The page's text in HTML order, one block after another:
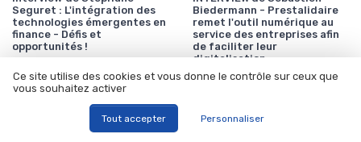
Seguret : L'intégration des
technologies émergentes en
finance - Défis et
opportunités !
Biedermann - Prestalidaire
remet l'outil numérique au
service des entreprises afin
de faciliter leur
digitalisation
Les plus lus
Ce site utilise des cookies et vous donne le contrôle sur ceux que
vous souhaitez activer
Tout accepter Personnaliser